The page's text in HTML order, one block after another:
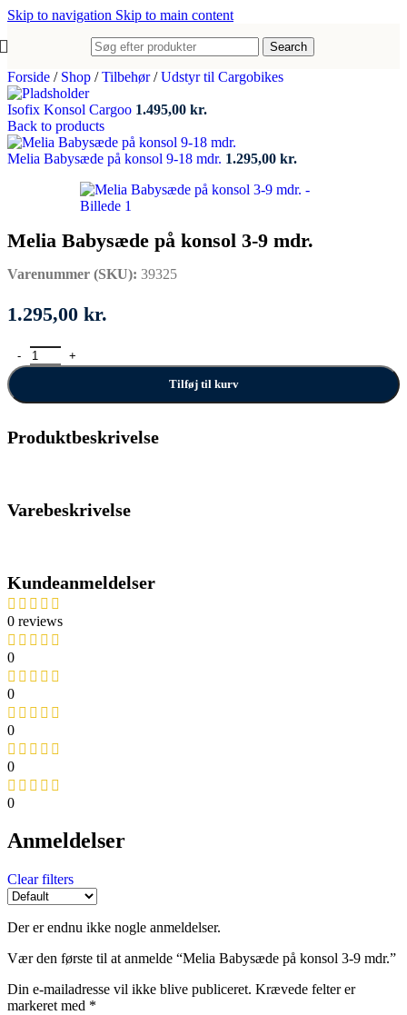
Skip to navigation Skip to main content
Search
Forside / Shop / Tilbehør/ Udstyr til Cargobikes
Isofix Konsol Cargoo 1.495,00 kr.
Back to products
Melia Babysæde på konsol 9-18 mdr. 1.295,00 kr.
Melia Babysæde på konsol 3-9 mdr.
Varenummer (SKU): 39325
1.295,00 kr.
Melia Babysæde på konsol 3-9 mdr. antal
Tilføj til kurv
Produktbeskrivelse
Varebeskrivelse
Kundeanmeldelser
0 reviews
0
0
0
0
0
Anmeldelser
Clear filters
Der er endnu ikke nogle anmeldelser.
Vær den første til at anmelde “Melia Babysæde på konsol 3-9 mdr.”
Din e-mailadresse vil ikke blive publiceret. Krævede felter er
markeret med *